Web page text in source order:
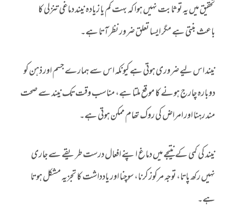
تحقیق میں یہ تو ثابت نہیں ہوا کہ بہت کم یا زیادہ نیند دماغی تنزلی کا
باعث بنتی ہے مگر ایسا تعلق ضرور نظر آتا ہے۔
نیند اس لیے ضروری ہوتی ہے کیونکہ اس سے ہمارے جسم اور ذہن کو
دوبارہ چارج ہونے کا موقع ملتا ہے، مناسب وقت تک نیند سے صحت
مند رہنا اور امراض کی روک تھام ممکن ہوتی ہے۔
نیند کی کمی کے نتیجے میں دماغ اپنے افعال درست طریقے سے جاری
نہیں رکھ پاتا، توجہ مرکوز کرنا، سوچنا اور یادداشت کا تجزیہ مشکل ہوتا
ہے۔